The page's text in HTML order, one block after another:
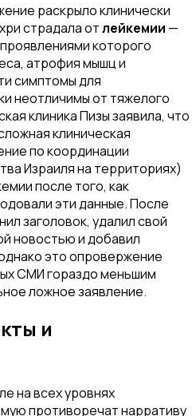
раскрыло клинически
страдала отлейкемии —
которого
атрофия мышц и
симптомы для
неотличимы от тяжелого
клиника Пизы заявила, что
клиническая
по координации
Израиля на территориях)
после того, как
эти данные. После
заголовок, удалил свой
новостью и добавил
это опровержение
СМИ гораздо меньшим
ложное заявление.
и
на всех уровнях
противоречат нарративу